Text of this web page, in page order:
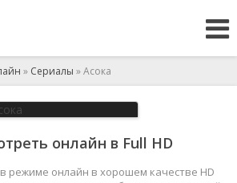
» Сериалы » Асока
онлайн в Full HD
в режиме онлайн в хорошем качестве HD